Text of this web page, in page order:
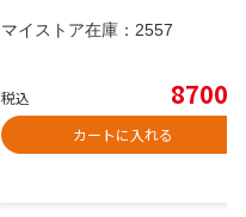
マイストア在庫： 2557
税込 8700
カートに入れる